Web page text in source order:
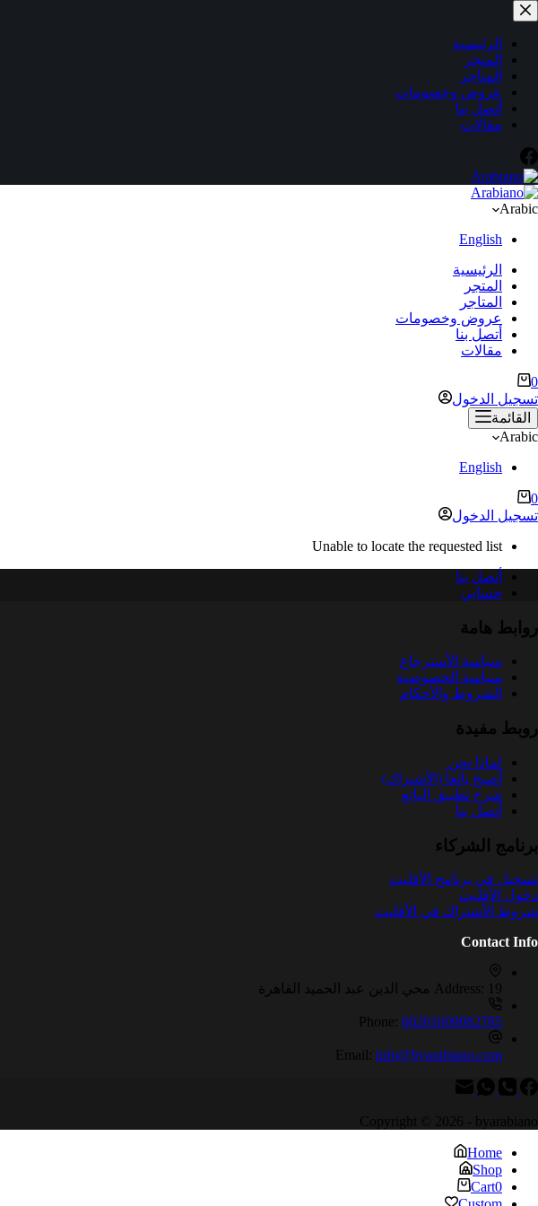
التجاوز
إلى
المحتوىالرئيسية
المتجر
المتاجر
عروض وخصومات
أتصل بنا
مقالات
Arabic
English
الرئيسية
المتجر
المتاجر
عروض وخصومات
أتصل بنا
مقالات
عربة
التسوق
0
تسجيل الدخول
القائمة
Arabic
English
عربة
التسوق
0
تسجيل الدخول
Unable to locate the requested list
أتصل بنا
حسابي
روابط هامة
سياسة الأسترجاع
سياسة الخصوصية
الشروط والأحكام
روبط مفيدة
لماذا نحن
أصبح بائعا (الأشتراك)
شرح تطبيق البائع
أتصل بنا
برنامج الشركاء
تسجيل في برنامج الأفليت
دخول الأفليت
شروط الأشتراك في الأفليت
Contact Info
Address: 19 محي الدين عبد الحميد القاهرة
Phone: 00201009082785
Email: info@byarabiano.com
Copyright © 2026 - byarabiano
Home
Shop
Cart0